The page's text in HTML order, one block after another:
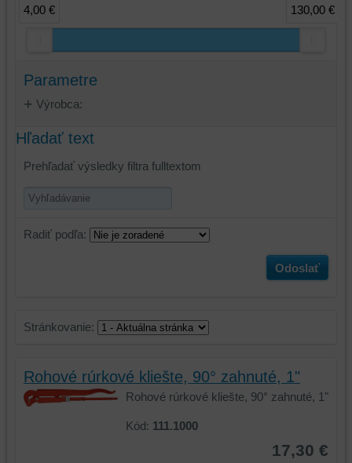
4,00 € 130,00 €
Parametre
Výrobca:
Hľadať text
Prehľadať výsledky filtra fulltextom
Radiť podľa:
Odoslať
Stránkovanie:
Rohové rúrkové kliešte, 90° zahnuté, 1"
Rohové rúrkové kliešte, 90° zahnuté, 1"
Kód: 111.1000
17,30 €